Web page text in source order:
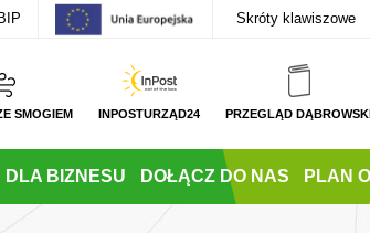
czcionki
BIP Skróty klawiszowe
SMOGIEM INPOSTURZĄD24 PRZEGLĄD
DLA BIZNESU DOŁĄCZ DO NAS PLAN